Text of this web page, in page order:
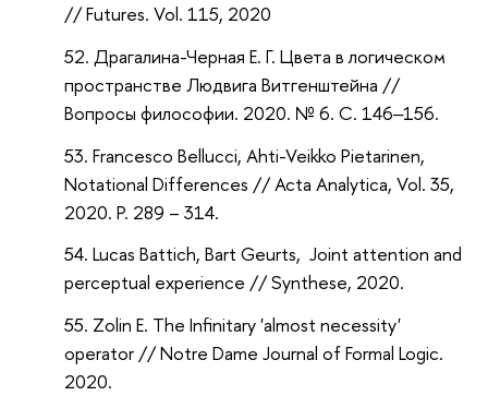
// Futures. Vol. 115, 2020
Драгалина-Черная Е. Г. Цвета в логическом
пространстве Людвига Витгенштейна //
Вопросы философии. 2020. № 6. С. 146‒156.
Francesco Bellucci, Ahti-Veikko Pietarinen,
Notational Differences // Acta Analytica, Vol. 35,
2020. P. 289 – 314.
Lucas Battich, Bart Geurts, Joint attention and
perceptual experience // Synthese, 2020.
Zolin E. The Infinitary 'almost necessity'
operator // Notre Dame Journal of Formal Logic.
2020.